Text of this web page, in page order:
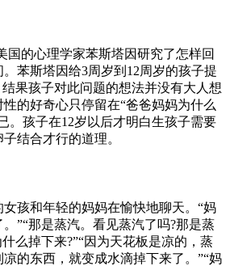
国的心理学家苯斯塔因研究了怎样回
苯斯塔因给3周岁到12周岁的孩子提
果孩子对此问题的想法并没有大人想
的好奇心只停留在“爸爸妈妈为什么
。孩子在12岁以后才明白生孩子需要
结合才行的道理。
孩和年轻的妈妈在愉快地聊天。“妈
”“那是蒸汽。看见蒸汽了吗?那是蒸
么掉下来?”“因为天花板是凉的，蒸
的东西，就变成水滴掉下来了。”“妈